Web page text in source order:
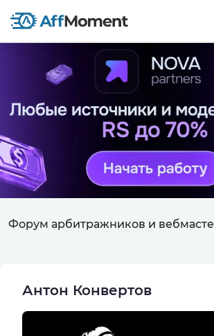
Форум арбитражников и
Антон Конвертов